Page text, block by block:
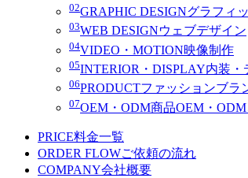
02GRAPHIC DESIGNグラフィ
03WEB DESIGNウェブデザイン
04VIDEO・MOTION映像制作
05INTERIOR・DISPLAY内装・
06PRODUCTファッションブラ
07OEM・ODM商品OEM・
PRICE料金一覧
ORDER FLOWご依頼の流れ
COMPANY会社概要